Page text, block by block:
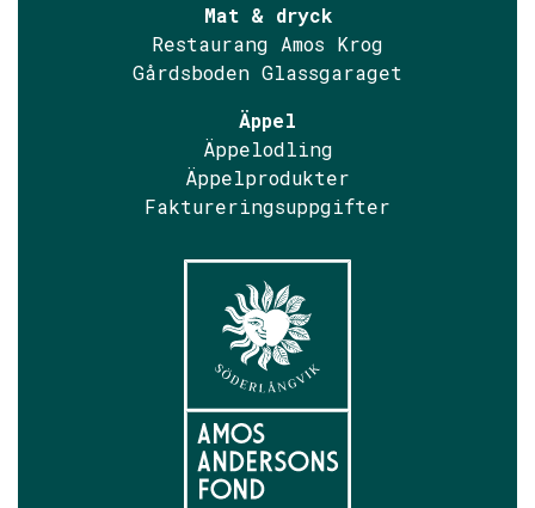
Mat & dryck
Restaurang Amos Krog
Gårdsboden Glassgaraget
Äppel
Äppelodling
Äppelprodukter
Faktureringsuppgifter